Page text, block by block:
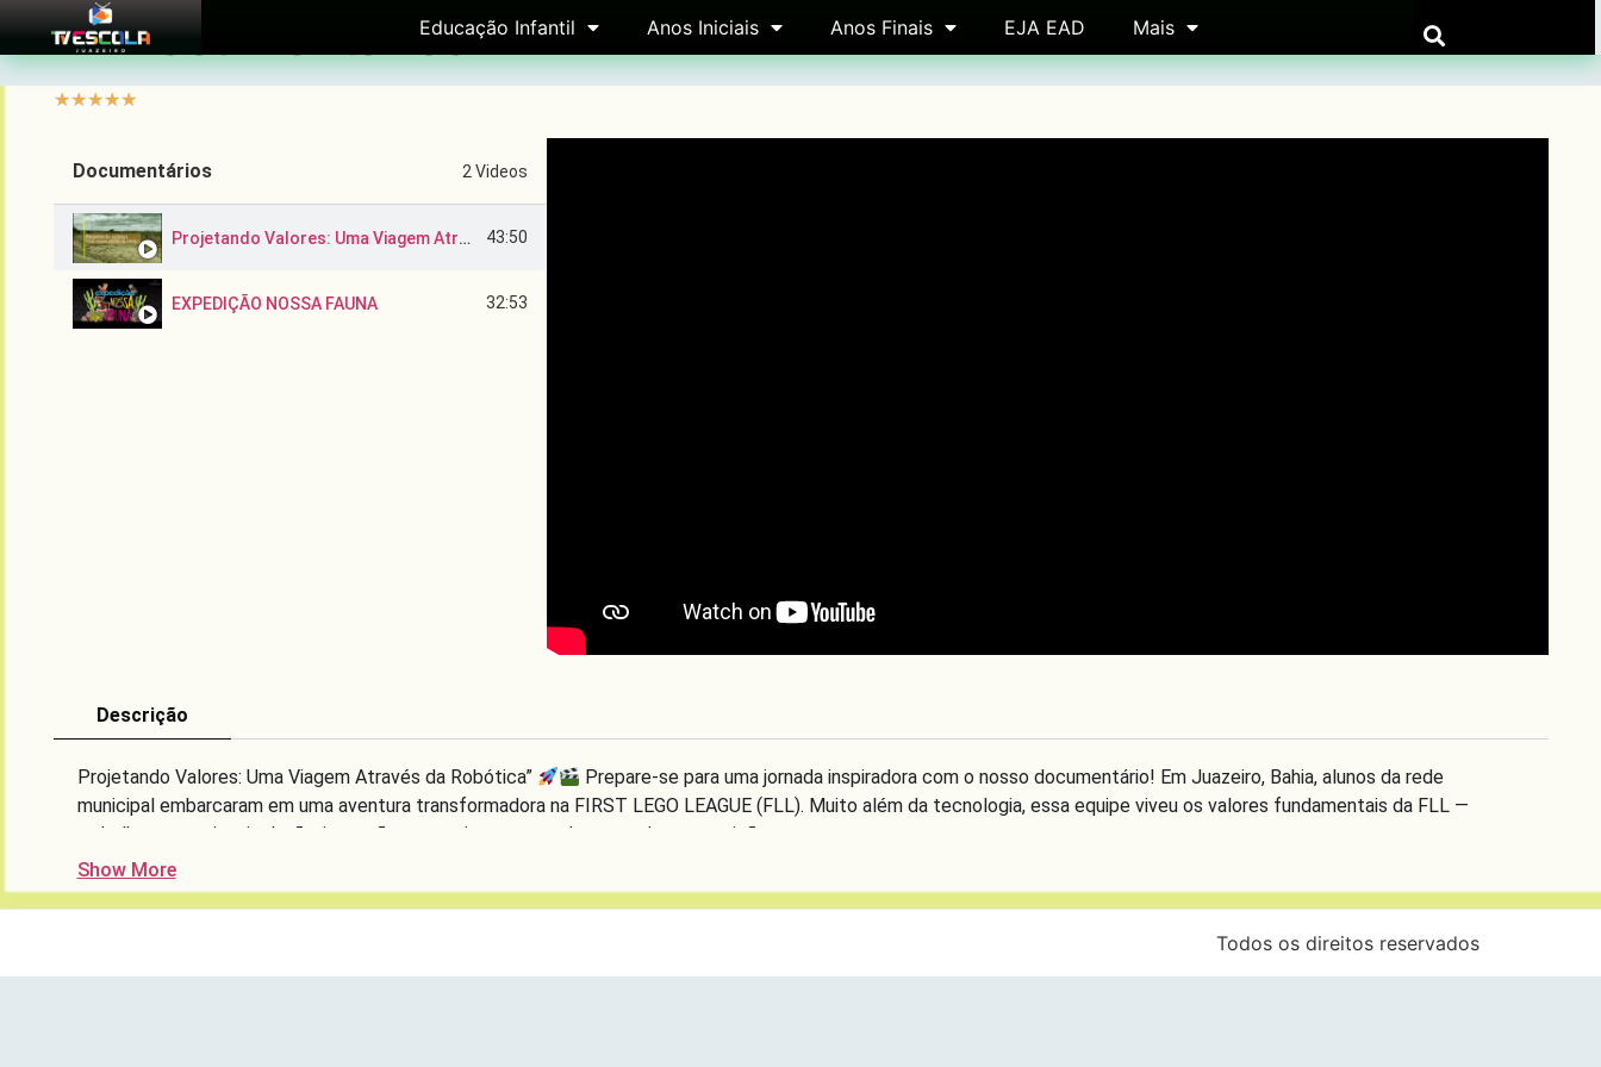
Educação Infantil Anos Iniciais Anos Finais EJA EAD Mais
Documentários
☆☆☆☆☆
Documentários 2 Videos
Projetando Valores: Uma Viagem Através da Robótica 43:50
EXPEDIÇÃO NOSSA FAUNA 32:53
Descrição
Projetando Valores: Uma Viagem Através da Robótica”
Prepare-se para uma jornada inspiradora com o nosso documentário! Em Juazeiro, Bahia, alunos da rede
municipal embarcaram em uma aventura transformadora na FIRST LEGO LEAGUE (FLL). Muito além da tecnologia, essa equipe viveu os valores fundamentais da FLL —
trabalho em equipe, inclusão, inovação e respeito — em cada etapa da competição.
Show More
Todos os direitos reservados